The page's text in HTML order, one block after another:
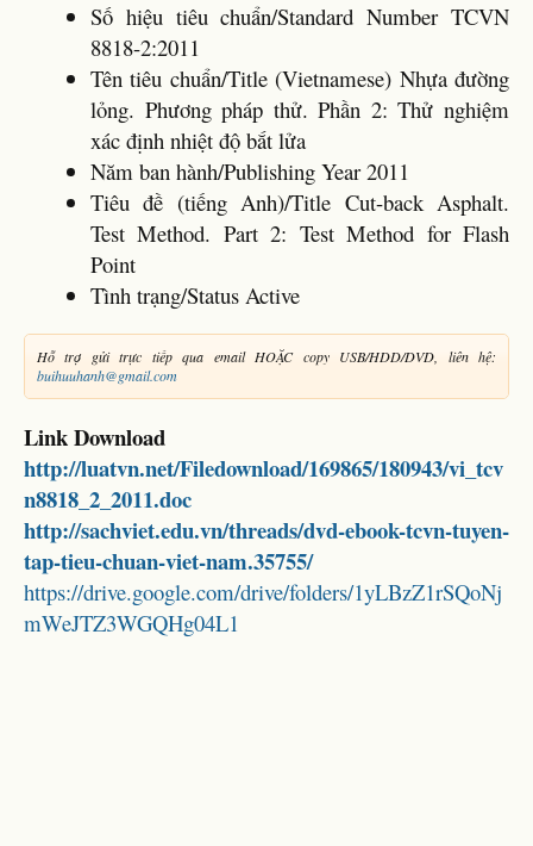
Số hiệu tiêu chuẩn/Standard Number TCVN
8818-2:2011
Tên tiêu chuẩn/Title (Vietnamese) Nhựa đường
lỏng. Phương pháp thử. Phần 2: Thử nghiệm
xác định nhiệt độ bắt lửa
Năm ban hành/Publishing Year 2011
Tiêu đề (tiếng Anh)/Title Cut-back Asphalt.
Test Method. Part 2: Test Method for Flash
Point
Tình trạng/Status Active
Hỗ trợ gửi trực tiếp qua email HOẶC copy USB/HDD/DVD, liên hệ:
buihuuhanh@gmail.com
Link Download
http://luatvn.net/Filedownload/169865/180943/vi_tcv
n8818_2_2011.doc
http://sachviet.edu.vn/threads/dvd-ebook-tcvn-tuyen-
tap-tieu-chuan-viet-nam.35755/
https://drive.google.com/drive/folders/1yLBzZ1rSQoNj
mWeJTZ3WGQHg04L1